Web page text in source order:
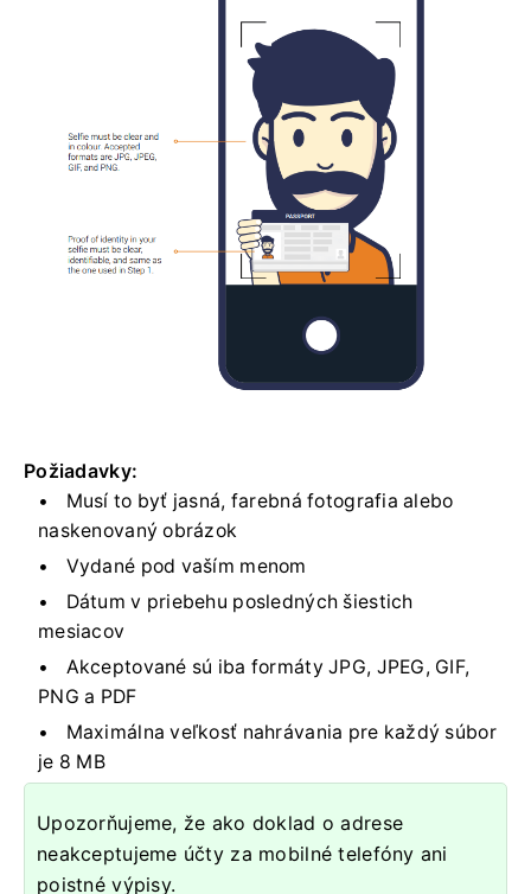
Požiadavky:
Musí to byť jasná, farebná fotografia alebo
naskenovaný obrázok
Vydané pod vaším menom
Dátum v priebehu posledných šiestich
mesiacov
Akceptované sú iba formáty JPG, JPEG, GIF,
PNG a PDF
Maximálna veľkosť nahrávania pre každý súbor
je 8 MB
Upozorňujeme, že ako doklad o adrese
neakceptujeme účty za mobilné telefóny ani
poistné výpisy.